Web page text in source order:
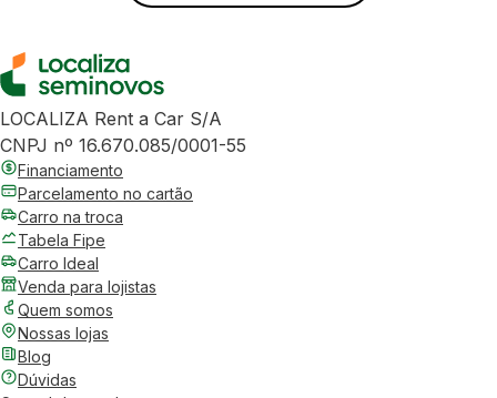
LOCALIZA Rent a Car S/A
CNPJ nº 16.670.085/0001-55
Financiamento
Parcelamento no cartão
Carro na troca
Tabela Fipe
Carro Ideal
Venda para lojistas
Quem somos
Nossas lojas
Blog
Dúvidas